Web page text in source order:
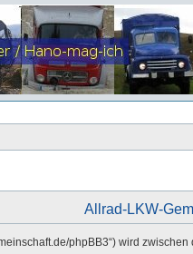
Allrad-LKW-
phpBB3“) wird